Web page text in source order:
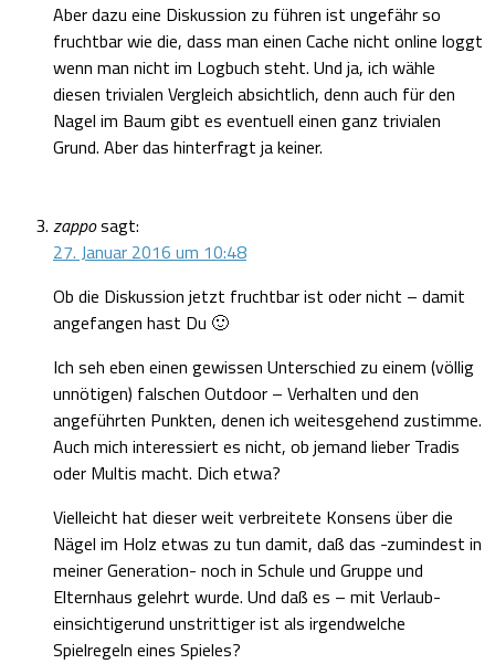
Aber dazu eine Diskussion zu führen ist ungefähr so
fruchtbar wie die, dass man einen Cache nicht online loggt
wenn man nicht im Logbuch steht. Und ja, ich wähle
diesen trivialen Vergleich absichtlich, denn auch für den
Nagel im Baum gibt es eventuell einen ganz trivialen
Grund. Aber das hinterfragt ja keiner.
zapposagt:
27. Januar 2016 um 10:48
Ob die Diskussion jetzt fruchtbar ist oder nicht – damit
angefangen hast Du 🙂
Ich seh eben einen gewissen Unterschied zu einem (völlig
unnötigen) falschen Outdoor – Verhalten und den
angeführten Punkten, denen ich weitesgehend zustimme.
Auch mich interessiert es nicht, ob jemand lieber Tradis
oder Multis macht. Dich etwa?
Vielleicht hat dieser weit verbreitete Konsens über die
Nägel im Holz etwas zu tun damit, daß das -zumindest in
meiner Generation- noch in Schule und Gruppe und
Elternhaus gelehrt wurde. Und daß es – mit Verlaub-
einsichtigerund unstrittiger ist als irgendwelche
Spielregeln eines Spieles?